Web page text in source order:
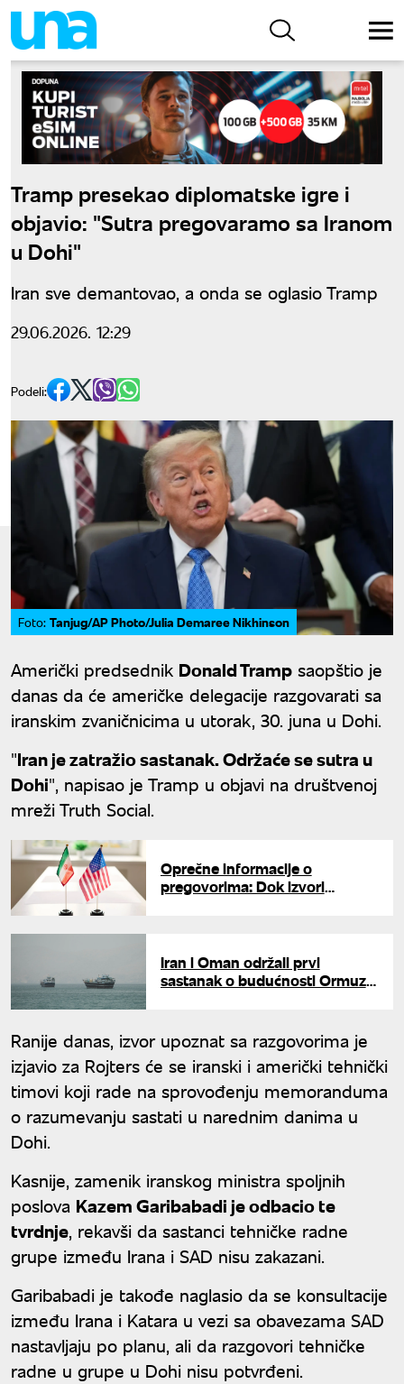
Tramp presekao diplomatske igre i
objavio: "Sutra pregovaramo sa Iranom
u Dohi"
Iran sve demantovao, a onda se oglasio Tramp
29.06.2026. 12:29
Podeli:
Foto: Tanjug/AP Photo/Julia Demaree Nikhinson
Američki predsednik Donald Tramp saopštio je
danas da će američke delegacije razgovarati sa
iranskim zvaničnicima u utorak, 30. juna u Dohi.
"Iran je zatražio sastanak. Održaće se sutra u
Dohi", napisao je Tramp u objavi na društvenoj
mreži Truth Social.
Oprečne informacije o
pregovorima: Dok izvori
Iran i Oman održali prvi
sastanak o budućnosti Ormuza:
Ranije danas, izvor upoznat sa razgovorima je
izjavio za Rojters će se iranski i američki tehnički
timovi koji rade na sprovođenju memoranduma
o razumevanju sastati u narednim danima u
Dohi.
Kasnije, zamenik iranskog ministra spoljnih
poslova Kazem Garibabadi je odbacio te
tvrdnje, rekavši da sastanci tehničke radne
grupe između Irana i SAD nisu zakazani.
Garibabadi je takođe naglasio da se konsultacije
između Irana i Katara u vezi sa obavezama SAD
nastavljaju po planu, ali da razgovori tehničke
radne u grupe u Dohi nisu potvrđeni.